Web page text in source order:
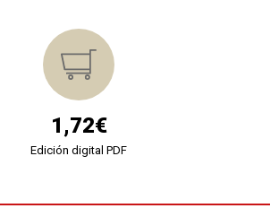
1,72€
Edición digital PDF